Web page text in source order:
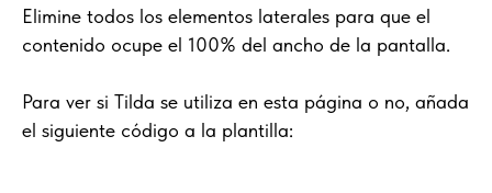
Elimine todos los elementos laterales para que el
contenido ocupe el 100% del ancho de la pantalla.
Para ver si Tilda se utiliza en esta página o no, añada
el siguiente código a la plantilla: